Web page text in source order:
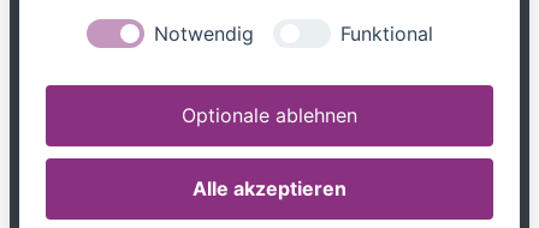
Leistungen
Downloads
Tel. 0800 599699799
info@mandatum-bavariae.de
Notwendig Funktional
Optionale ablehnen
Alle akzeptieren